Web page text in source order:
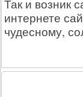
Так и возник
интернете
чудесному,